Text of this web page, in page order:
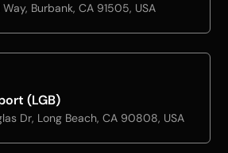
Burbank, CA 91505, USA
(LGB)
Dr, Long Beach, CA 90808, USA